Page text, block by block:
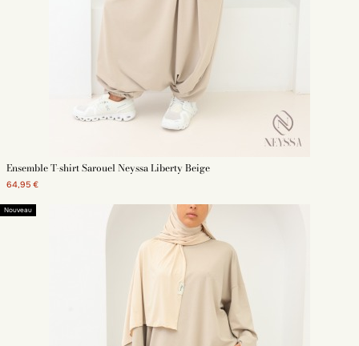
Ensemble T-shirt Sarouel Neyssa Liberty Beige
64,95 €
Nouveau